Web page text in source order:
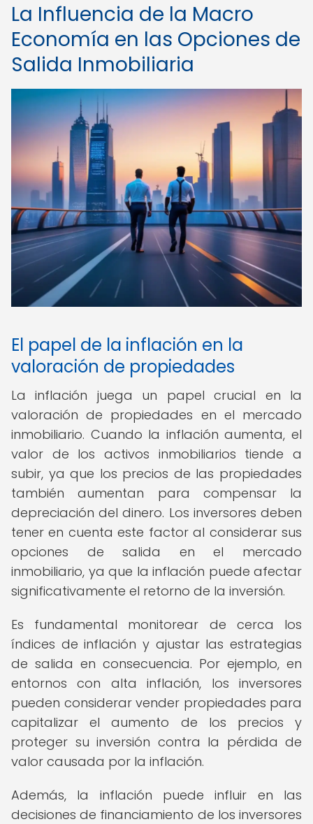
La Influencia de la Macro
Economía en las Opciones de
Salida Inmobiliaria
El papel de la inflación en la
valoración de propiedades
La inflación juega un papel crucial en la
valoración de propiedades en el mercado
inmobiliario. Cuando la inflación aumenta, el
valor de los activos inmobiliarios tiende a
subir, ya que los precios de las propiedades
también aumentan para compensar la
depreciación del dinero. Los inversores deben
tener en cuenta este factor al considerar sus
opciones de salida en el mercado
inmobiliario, ya que la inflación puede afectar
significativamente el retorno de la inversión.
Es fundamental monitorear de cerca los
índices de inflación y ajustar las estrategias
de salida en consecuencia. Por ejemplo, en
entornos con alta inflación, los inversores
pueden considerar vender propiedades para
capitalizar el aumento de los precios y
proteger su inversión contra la pérdida de
valor causada por la inflación.
Además, la inflación puede influir en las
decisiones de financiamiento de los inversores